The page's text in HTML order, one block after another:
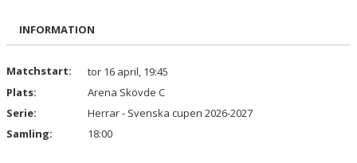
HERR 2
INFORMATION
Matchstart:
tor 16 april, 19:45
Plats:
Arena Skövde C
Serie:
Herrar - Svenska cupen 2026-2027
Samling:
18:00